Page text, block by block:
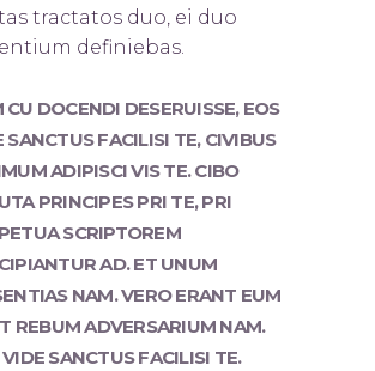
tractatos duo, ei duo
definiebas.
CU DOCENDI DESERUISSE, EOS
SANCTUS FACILISI TE, CIVIBUS
ADIPISCI VIS TE. CIBO
PRINCIPES PRI TE, PRI
SCRIPTOREM
AD. ET UNUM
NAM. VERO ERANT EUM
REBUM ADVERSARIUM NAM.
VIDE SANCTUS FACILISI TE.